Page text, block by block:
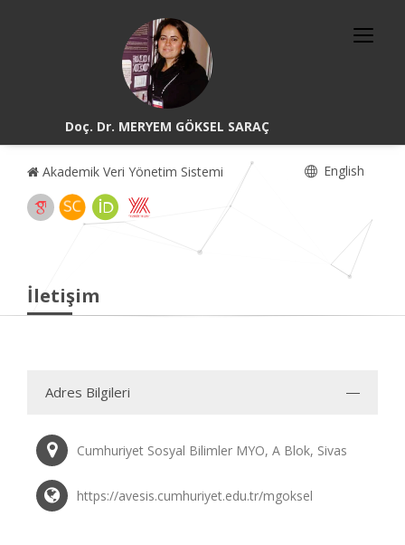
Doç. Dr. MERYEM GÖKSEL SARAÇ
Akademik Veri Yönetim Sistemi English
İletişim
Adres Bilgileri
Cumhuriyet Sosyal Bilimler MYO, A Blok, Sivas
https://avesis.cumhuriyet.edu.tr/mgoksel